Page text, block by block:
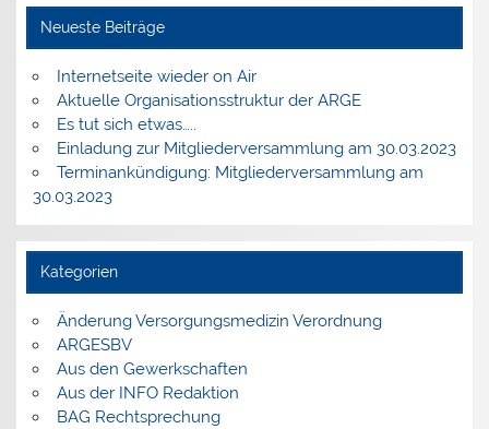
Neueste Beiträge
Internetseite wieder on Air
Aktuelle Organisationsstruktur der ARGE
Es tut sich etwas…..
Einladung zur Mitgliederversammlung am 30.03.2023
Terminankündigung: Mitgliederversammlung am
30.03.2023
Kategorien
Änderung Versorgungsmedizin Verordnung
ARGESBV
Aus den Gewerkschaften
Aus der INFO Redaktion
BAG Rechtsprechung